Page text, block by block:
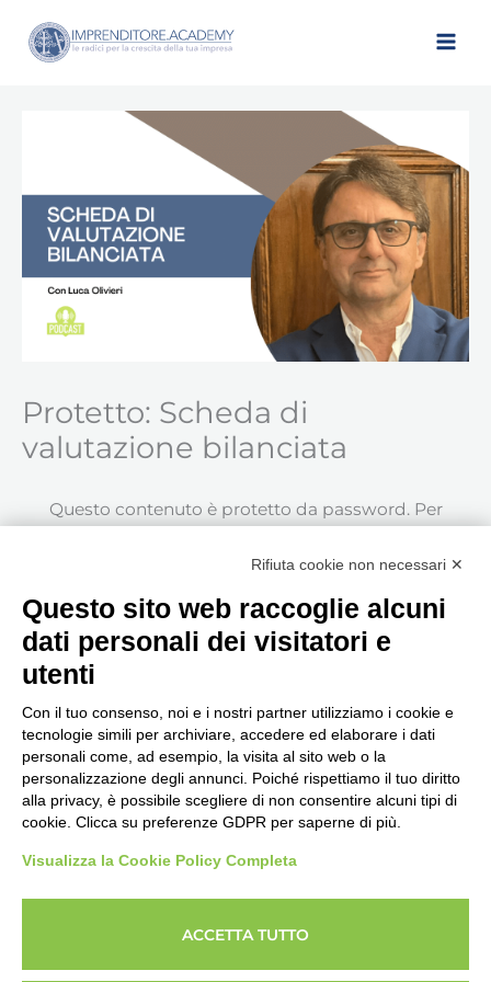
contenuto
Protetto: Scheda di
valutazione bilanciata
Questo contenuto è protetto da password. Per
Password:
Seguici, siamo in continuo
aggiornamento...
Copyright © 2026 Imprenditore.Academy un servizio
powerUP Srl - Società Benefit
Rifiuta cookie non necessari ✕
Questo sito web raccoglie alcuni
dati personali dei visitatori e
utenti
Con il tuo consenso, noi e i nostri partner utilizziamo i cookie e
tecnologie simili per archiviare, accedere ed elaborare i dati
personali come, ad esempio, la visita al sito web o la
personalizzazione degli annunci. Poiché rispettiamo il tuo diritto
alla privacy, è possibile scegliere di non consentire alcuni tipi di
cookie. Clicca su preferenze GDPR per saperne di più.
Visualizza la Cookie Policy Completa
ACCETTA TUTTO